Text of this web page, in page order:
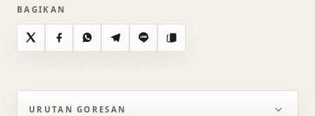
BAGIKAN
X FacebookWhatsAppTelegramLine Salin
URUTAN GORESAN